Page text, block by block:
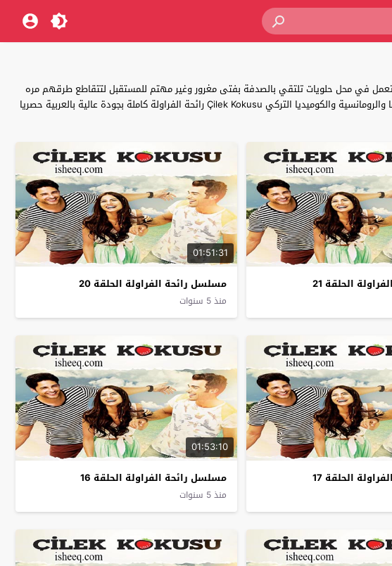
في محل حلويات تلتقي بالصدفة بفتى مغرور وغير مهتم للمستقبل لتتقاطع طرقهم مره
اخرى والتي قد تسبب المعجزه واشاره لبدايه قصة حب تستمر القصة باحداث مليئة بالرومانسية والكوميديا تابعو جميع احداث مسلسل الدراما والرومانسية والكوميديا التركي Çilek Kokusu رائحة الفراولة كاملة بجودة عالية بالعربية حصريا
الحلقة 21
01:51:31
مسلسل رائحة الفراولة الحلقة 20
منذ 5 سنوات
الحلقة 17
01:53:10
مسلسل رائحة الفراولة الحلقة 16
منذ 5 سنوات